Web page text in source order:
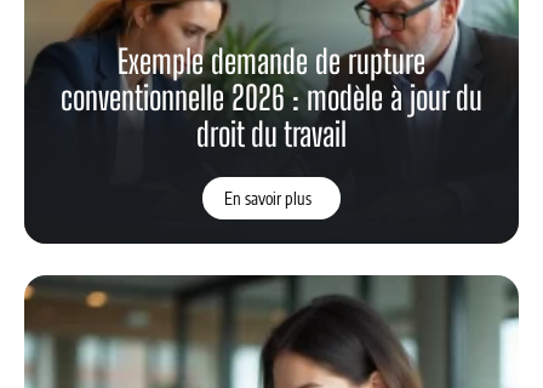
Exemple demande de rupture
conventionnelle 2026 : modèle à jour du
droit du travail
En savoir plus